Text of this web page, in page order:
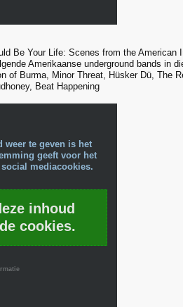
Be Your Life: Scenes from the American
Amerikaanse underground bands in
of Burma, Minor Threat, Hüsker Dü, The
Beat Happening
weer te geven is het
geeft voor het
mediacookies.
inhoud
cookies.